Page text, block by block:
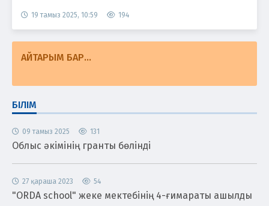
19 тамыз 2025, 10:59 194
АЙТАРЫМ БАР...
БІЛІМ
09 тамыз 2025 131
Облыс әкімінің гранты бөлінді
27 қараша 2023 54
"ORDA school" жеке мектебінің 4-ғимараты ашылды